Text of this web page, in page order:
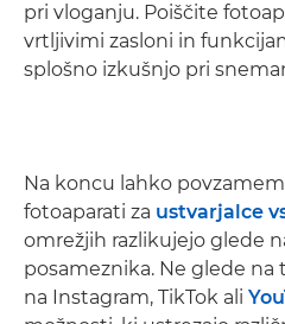
pri vloganju. Poiščite
vrtljivimi zasloni in
splošno izkušnjo pri
Na koncu lahko
fotoaparati za ustvarjalce
omrežjih razlikujejo glede
posameznika. Ne glede na
na Instagram, TikTok ali